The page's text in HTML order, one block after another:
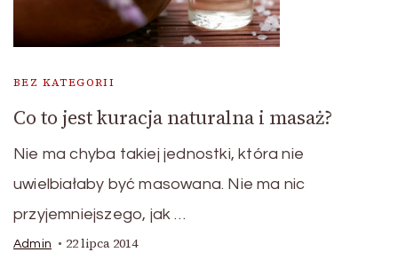
BEZ KATEGORII
Co to jest kuracja naturalna i masaż?
Nie ma chyba takiej jednostki, która nie
uwielbiałaby być masowana. Nie ma nic
przyjemniejszego, jak …
Admin 22 lipca 2014